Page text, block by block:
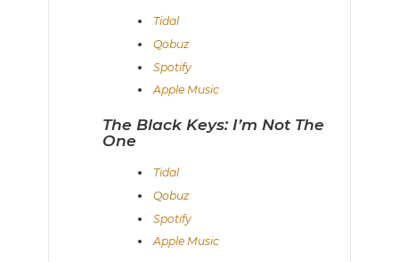
Tidal
Qobuz
Spotify
Apple Music
The Black Keys: I’m Not The
One
Tidal
Qobuz
Spotify
Apple Music